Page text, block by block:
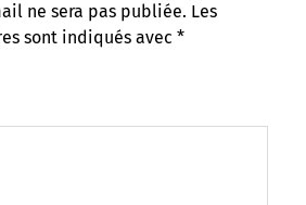
ne sera pas publiée. Les
sont indiqués avec *